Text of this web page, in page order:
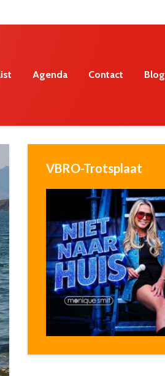
Agenda Contact Blog
VBRO-Trotsplaat